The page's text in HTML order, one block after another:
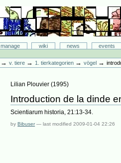
manage wiki news
events
→v. tiere →1. tierkategorien →vögel →
Lilian Plouvier (1995)
Introduction de la dinde
Scientiarum historia, 21:13-34.
byBibuser —last modified2009-01-04 22:26